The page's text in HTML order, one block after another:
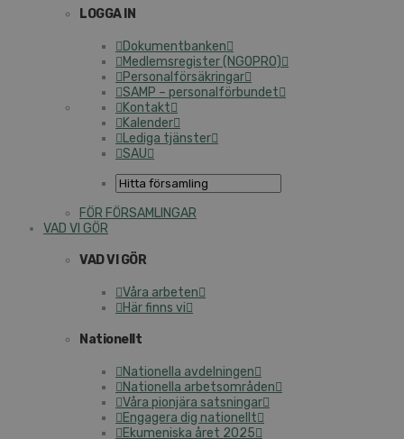
LOGGA IN
Dokumentbanken
Medlemsregister (NGOPRO)
Personalförsäkringar
SAMP – personalförbundet
Kontakt
Kalender
Lediga tjänster
SAU
FÖR FÖRSAMLINGAR
VAD VI GÖR
VAD VI GÖR
Våra arbeten
Här finns vi
Nationellt
Nationella avdelningen
Nationella arbetsområden
Våra pionjära satsningar
Engagera dig nationellt
Ekumeniska året 2025